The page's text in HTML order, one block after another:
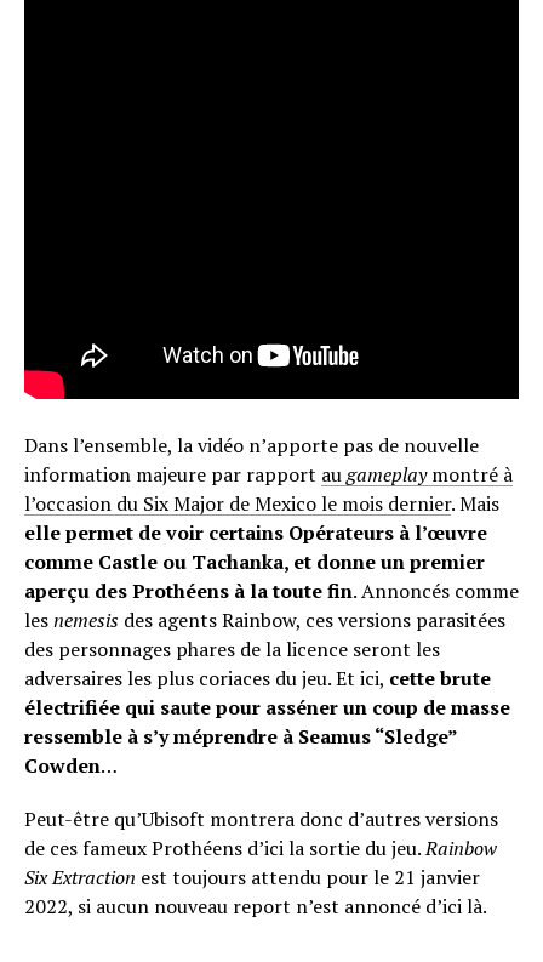
Dans l’ensemble, la vidéo n’apporte pas de nouvelle
information majeure par rapport augameplaymontré à
l’occasion du Six Major de Mexico le mois dernier. Mais
elle permet de voir certains Opérateurs à l’œuvre
comme Castle ou Tachanka, et donne un premier
aperçu des Prothéens à la toute fin. Annoncés comme
lesnemesis des agents Rainbow, ces versions parasitées
des personnages phares de la licence seront les
adversaires les plus coriaces du jeu. Et ici, cette brute
électrifiée qui saute pour asséner un coup de masse
ressemble à s’y méprendre à Seamus “Sledge”
Cowden…
Peut-être qu’Ubisoft montrera donc d’autres versions
de ces fameux Prothéens d’ici la sortie du jeu.Rainbow
Six Extraction est toujours attendu pour le 21 janvier
2022, si aucun nouveau report n’est annoncé d’ici là.